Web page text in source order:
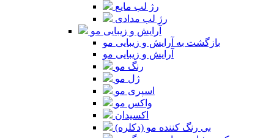
رژ لب مایع
رژ لب مدادی
آرایش و زیبایی مو
بازگشت به آرایش و زیبایی مو
آرایش و زیبایی مو
رنگ مو
ژل مو
اسپری مو
واکس مو
اکسیدان
بی رنگ کننده مو (دکلره)